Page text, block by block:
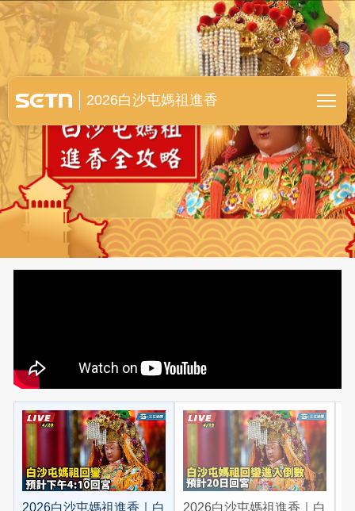
白沙屯媽祖進香全紀錄
2026白沙屯媽祖進香
2026白沙屯媽祖進香｜白
2026白沙屯媽祖進香｜白